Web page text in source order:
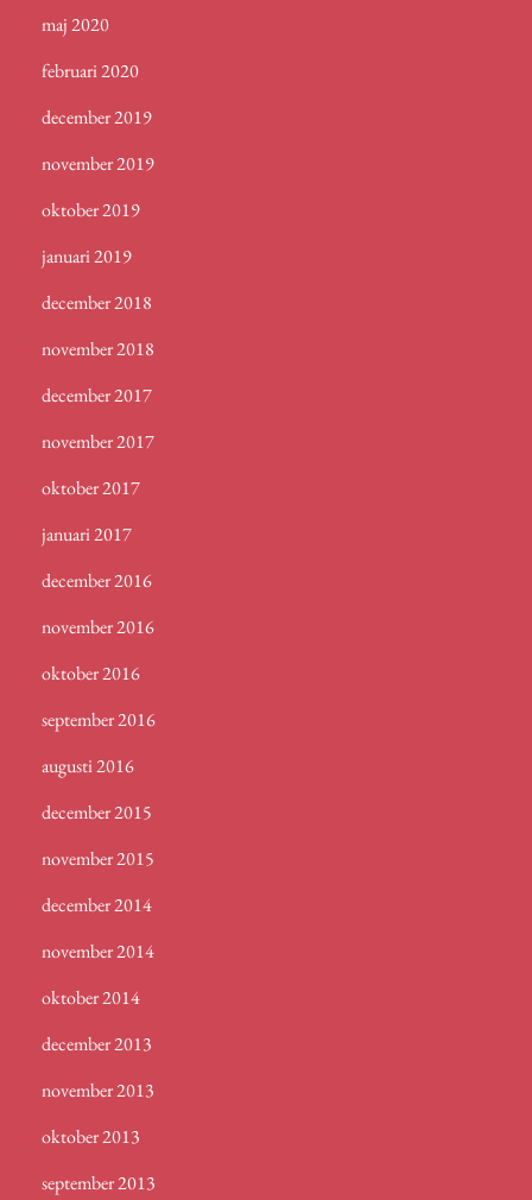
maj 2020
februari 2020
december 2019
november 2019
oktober 2019
januari 2019
december 2018
november 2018
december 2017
november 2017
oktober 2017
januari 2017
december 2016
november 2016
oktober 2016
september 2016
augusti 2016
december 2015
november 2015
december 2014
november 2014
oktober 2014
december 2013
november 2013
oktober 2013
september 2013